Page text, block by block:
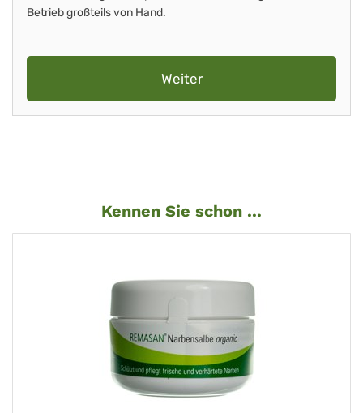
Betrieb großteils von Hand.
Weiter
Kennen Sie schon ...